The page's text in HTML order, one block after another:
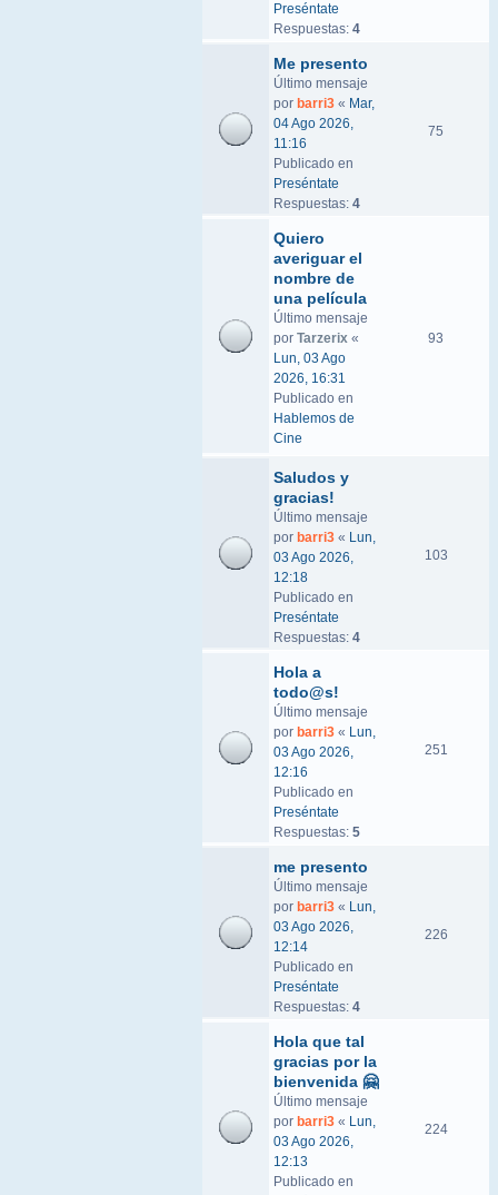
Preséntate
Respuestas: 4
Me presento
Último mensaje
por barri3 « Mar,
04 Ago 2026,
11:16
Publicado en
Preséntate
Respuestas: 4
75
Quiero
averiguar el
nombre de
una película
Último mensaje
por Tarzerix «
Lun, 03 Ago
2026, 16:31
Publicado en
Hablemos de
Cine
93
Saludos y
gracias!
Último mensaje
por barri3 « Lun,
03 Ago 2026,
12:18
Publicado en
Preséntate
Respuestas: 4
103
Hola a
todo@s!
Último mensaje
por barri3 « Lun,
03 Ago 2026,
12:16
Publicado en
Preséntate
Respuestas: 5
251
me presento
Último mensaje
por barri3 « Lun,
03 Ago 2026,
12:14
Publicado en
Preséntate
Respuestas: 4
226
Hola que tal
gracias por la
bienvenida 🤗
Último mensaje
por barri3 « Lun,
03 Ago 2026,
12:13
Publicado en
224